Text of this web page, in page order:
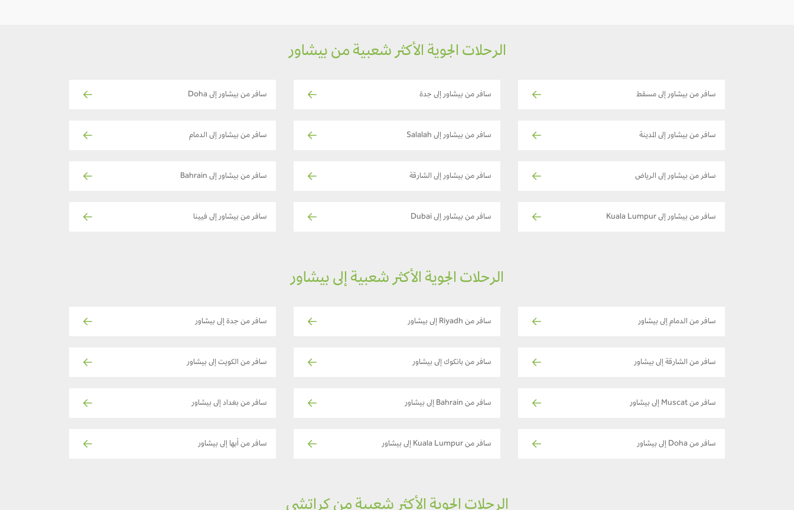
الرحلات الجوية الأكثر شعبية من بيشاور
سافر من بيشاور إلى مسقط سافر من بيشاور إلى جدة سافر من بيشاور إلى Doha
سافر من بيشاور إلى المدينة سافر من بيشاور إلى Salalah سافر من بيشاور إلى الدمام
سافر من بيشاور إلى الرياض سافر من بيشاور إلى الشارقة سافر من بيشاور إلى Bahrain
سافر من بيشاور إلى Kuala Lumpur سافر من بيشاور إلى Dubai سافر من بيشاور إلى فيينا
الرحلات الجوية الأكثر شعبية إلى بيشاور
سافر من الدمام إلى بيشاور سافر من Riyadh إلى بيشاور سافر من جدة إلى بيشاور
سافر من الشارقة إلى بيشاور سافر من بانكوك إلى بيشاور سافر من الكويت إلى بيشاور
سافر من Muscat إلى بيشاور سافر من Bahrain إلى بيشاور سافر من بغداد إلى بيشاور
سافر من Doha إلى بيشاور سافر من Kuala Lumpur إلى بيشاور سافر من أبها إلى بيشاور
الرحلات الجوية الأكثر شعبية من كراتشي